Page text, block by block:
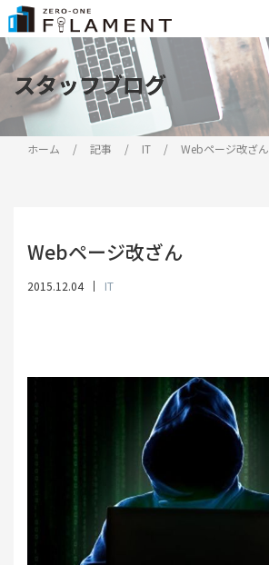
スタッフブログ
スタッフブログ
ホーム 記事 IT Webページ改ざん
Webページ改ざん
2015.12.04 IT